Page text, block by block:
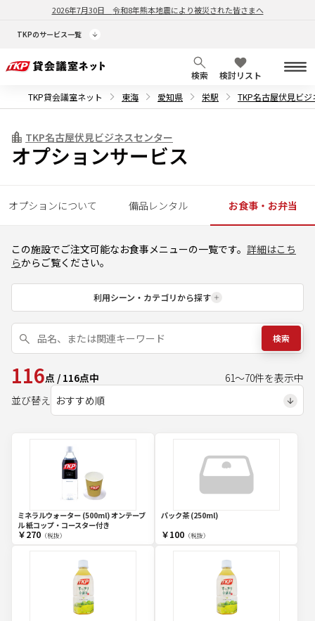
2026年7月30日 令和8年熊本地震により被災された皆さまへ
TKPのサービス一覧
検索
検討リスト
TKP貸会議室ネット
東海 愛知県 栄駅 TKP名古屋伏見ビ
TKP名古屋伏見ビジネスセンター
オプションサービス
オプションについて 備品レンタル お食事・お弁当
この施設でご注文可能なお食事メニューの一覧です。 詳細はこち
らからご覧ください。
利用シーン・カテゴリから探す
検索
116点 / 116点中 61～70件を表示中
並び替え
ミネラルウォーター (500ml) オンテーブ
ル 紙コップ・コースター付き
￥270（税抜）
パック茶 (250ml)
￥100（税抜）